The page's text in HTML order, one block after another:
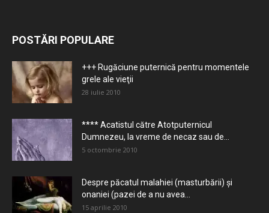
POSTĂRI POPULARE
+++ Rugăciune puternică pentru momentele
grele ale vieţii
28 iulie 2010
**** Acatistul către Atotputernicul
Dumnezeu, la vreme de necaz sau de...
5 octombrie 2010
Despre păcatul malahiei (masturbării) şi
onaniei (pazei de a nu avea...
15 aprilie 2010